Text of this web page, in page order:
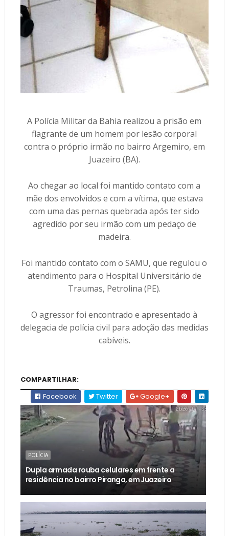
A Polícia Militar da Bahia realizou a prisão em
flagrante de um homem por lesão corporal
contra o próprio irmão no bairro Argemiro, em
Juazeiro (BA).
Ao chegar ao local foi mantido contato com a
mãe dos envolvidos e com a vítima, que estava
com uma das pernas quebrada após ter sido
agredido por seu irmão com um pedaço de
madeira.
Foi mantido contato com o SAMU, que regulou o
atendimento para o Hospital Universitário de
Traumas, Petrolina (PE).
O agressor foi encontrado e apresentado à
delegacia de polícia civil para adoção das medidas
cabíveis.
COMPARTILHAR:
Facebook
Twitter Google+
POLÍCIA
Dupla armada rouba celulares em frente a
residência no bairro Piranga, em Juazeiro